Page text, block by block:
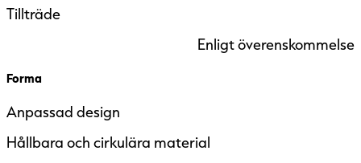
Tillträde
Enligt överenskommelse
Forma
Anpassad design
Hållbara och cirkulära material